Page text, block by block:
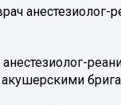
анестезиолог-